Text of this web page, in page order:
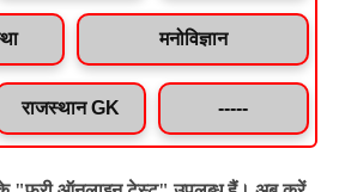
मनोविज्ञान
राजस्थान GK -----